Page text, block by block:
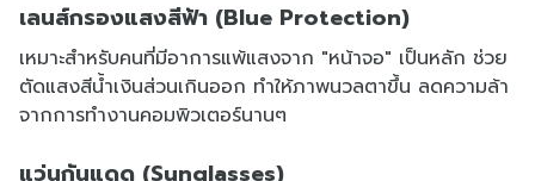
เลนส์กรองแสงสีฟ้า (Blue Protection)
เหมาะสำหรับคนที่มีอาการแพ้แสงจาก "หน้าจอ" เป็นหลัก ช่วย
ตัดแสงสีน้ำเงินส่วนเกินออก ทำให้ภาพนวลตาขึ้น ลดความล้า
จากการทำงานคอมพิวเตอร์นานๆ